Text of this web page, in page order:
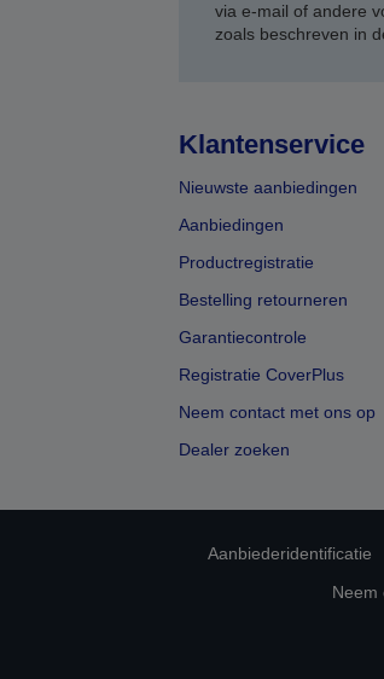
via e-mail of andere
zoals beschreven in
Klantenservice
Nieuwste aanbiedingen
Aanbiedingen
Productregistratie
Bestelling retourneren
Garantiecontrole
Registratie CoverPlus
Neem contact met ons op
Dealer zoeken
Aanbiederidentificatie
Neem